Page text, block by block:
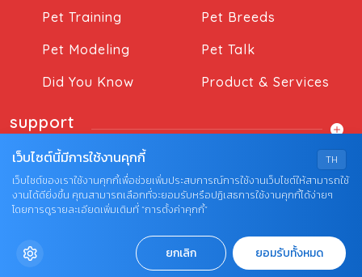
Pet Training
Pet Breeds
Pet Modeling
Pet Talk
Did You Know
Product & Services
support
© COPYRIGHT 2026 AME IMAGINATIVE COMPANY
LIMITED.
TH
เว็บไซต์นี้มีการใช้งานคุกกี้
เว็บไซต์ของเราใช้งานคุกกี้เพื่อช่วยเพิ่มประสบการณ์การใช้งานเว็บไซต์ให้สามารถใช้
งานได้ดียิ่งขึ้น คุณสามารถเลือกที่จะยอมรับหรือปฏิเสธการใช้งานคุกกี้ได้ง่ายๆ
โดยการดูรายละเอียดเพิ่มเติมที่ “การตั้งค่าคุกกี้”
ยกเลิก ยอมรับทั้งหมด